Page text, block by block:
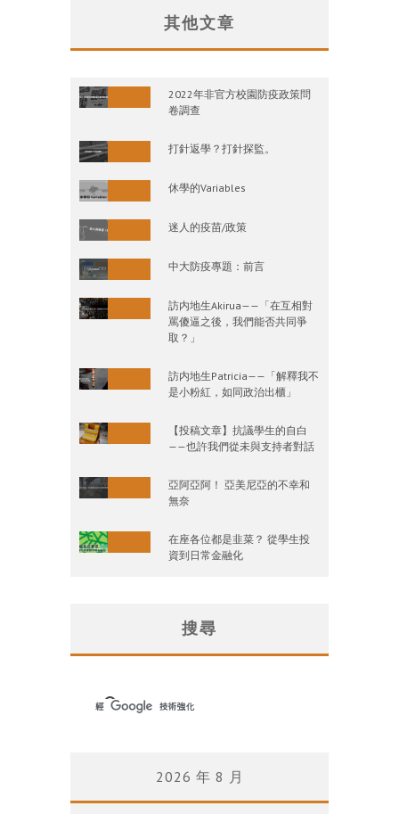
其他文章
2022年非官方校園防疫政策問
卷調查
打針返學？打針探監。
休學的Variables
迷人的疫苗/政策
中大防疫專題：前言
訪内地生Akirua——「在互相對
罵傻逼之後，我們能否共同爭
取？」
訪内地生Patricia——「解釋我不
是小粉紅，如同政治出櫃」
【投稿文章】抗議學生的自白
——也許我們從未與支持者對話
亞阿亞阿！ 亞美尼亞的不幸和
無奈
在座各位都是韭菜？ 從學生投
資到日常金融化
搜尋
2026 年 8 月